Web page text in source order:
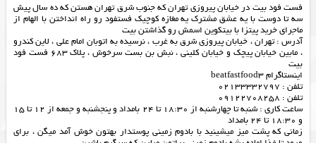
فست فود بیت در خیابان پیروزی تهران که جنوب شرق تهران هستن که ده سال پیش
سه تا دوست با یه عشق مشترک یه مغازه کوچیک فستفود رو راه انداختن با الهام از
ماجرای خرید پیتزا با بیتکوین اسمش رو گذاشتن بیت
آدرس : تهران ، خیابان پیروزی شرق به غرب ، نرسیده به اتوبان امام علی ، لاین کندرو
، مابین خیابان پیچک و خیابان کلینی ، نبش بن بست سرخوش ، پلاک 683 فست فود
بیت
اینستاگرام beatfastfood3
تلفن : 02133332797
تلفن : 09122708258
ساعت کاری : شنبه تا چهارشنبه از 18:30 تا 24 بامداد و پنجشنبه و جمعه از 12 تا 15
و 18:30 تا 24 بامداد
زمانی که پشت میز میشینید با بادوم زمینی پوستدار بهتون خوش آمد میگن ، برای